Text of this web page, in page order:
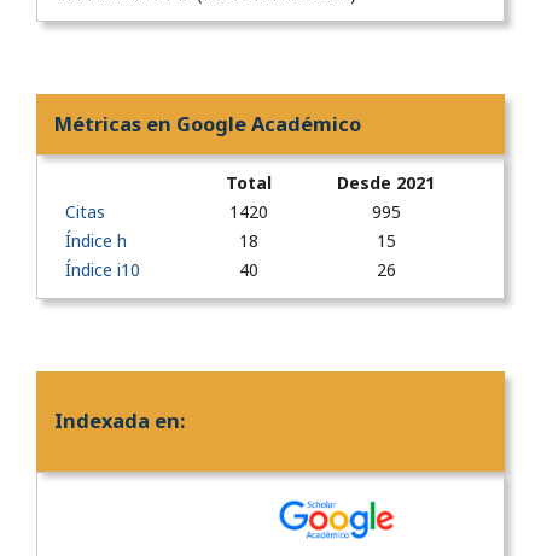
Métricas en Google Académico
Total
Desde 2021
Citas
1420
995
Índice h
18
15
Índice i10
40 26
Indexada en: